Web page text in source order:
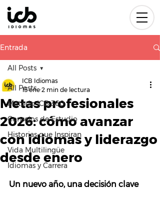
Entrada
All Posts
Método ICB 360
Consejos de Estudio
Historias que Inspiran
Vida Multilingüe
Idiomas y Carrera
All Posts
Metas profesionales
2026: cómo avanzar
con idiomas y liderazgo
desde enero
ICB Idiomas
15 ene 2 min de lectura
Un nuevo año, una decisión clave